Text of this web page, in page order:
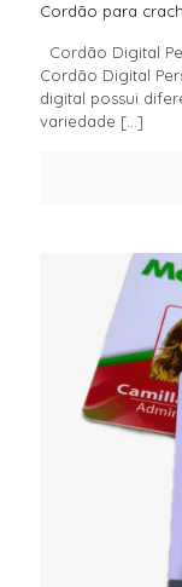
Cordão para
Cordão Digital
Cordão Digital
digital possui
variedade […]